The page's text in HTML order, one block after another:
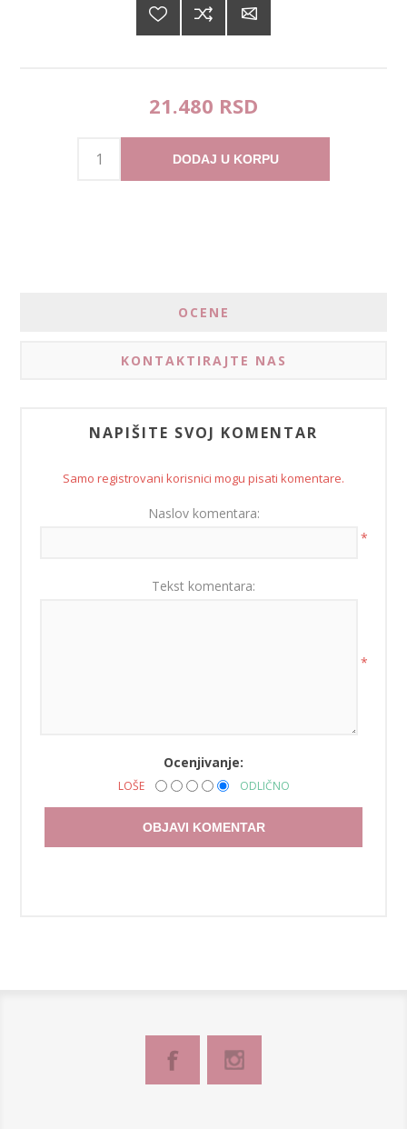
21.480 RSD
DODAJ U KORPU
OCENE
KONTAKTIRAJTE NAS
NAPIŠITE SVOJ KOMENTAR
Samo registrovani korisnici mogu pisati komentare.
Naslov komentara:
*
Tekst komentara:
*
Ocenjivanje:
LOŠE ODLIČNO
OBJAVI KOMENTAR